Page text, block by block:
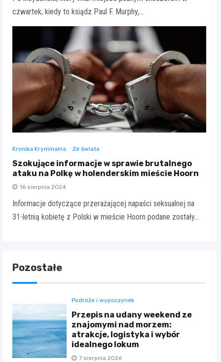
czwartek, kiedy to ksiądz Paul F. Murphy,…
Kronika Kryminalna Ze świata
Szokujące informacje w sprawie brutalnego
ataku na Polkę w holenderskim mieście Hoorn
16 sierpnia 2024
Informacje dotyczące przerażającej napaści seksualnej na
31-letnią kobietę z Polski w mieście Hoorn podane zostały…
Pozostałe
Podróże i wypoczynek
Przepis na udany weekend ze
znajomymi nad morzem:
atrakcje, logistyka i wybór
idealnego lokum
7 sierpnia 2026